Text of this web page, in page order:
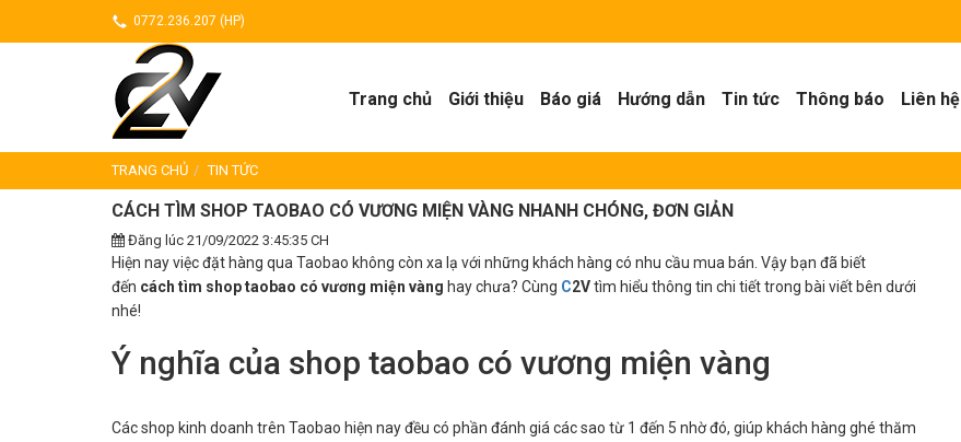
0772.236.207 (HP)
Trang chủ Giới thiệu Báo giá Hướng dẫn Tin tức Thông báo Liên hệ
TRANG CHỦ TIN TỨC
CÁCH TÌM SHOP TAOBAO CÓ VƯƠNG MIỆN VÀNG NHANH CHÓNG, ĐƠN GIẢN
Đăng lúc 21/09/2022 3:45:35 CH
Hiện nay việc đặt hàng qua Taobao không còn xa lạ với những khách hàng có nhu cầu mua bán. Vậy bạn đã biết
đến cách tìm shop taobao có vương miện vàng hay chưa? Cùng C2Vtìm hiểu thông tin chi tiết trong bài viết bên dưới
nhé!
Ý nghĩa của shop taobao có vương miện vàng
Các shop kinh doanh trên Taobao hiện nay đều có phần đánh giá các sao từ 1 đến 5 nhờ đó, giúp khách hàng ghé thăm